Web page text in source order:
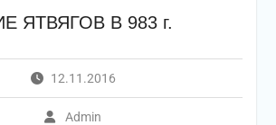
ЯТВЯГОВ В 983 г.
12.11.2016
Admin